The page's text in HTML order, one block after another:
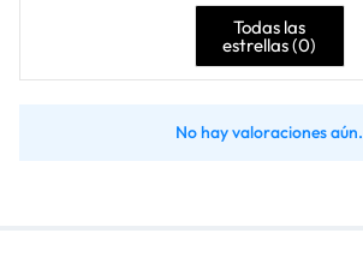
Todas las
estrellas (0)
No hay valoraciones aún.